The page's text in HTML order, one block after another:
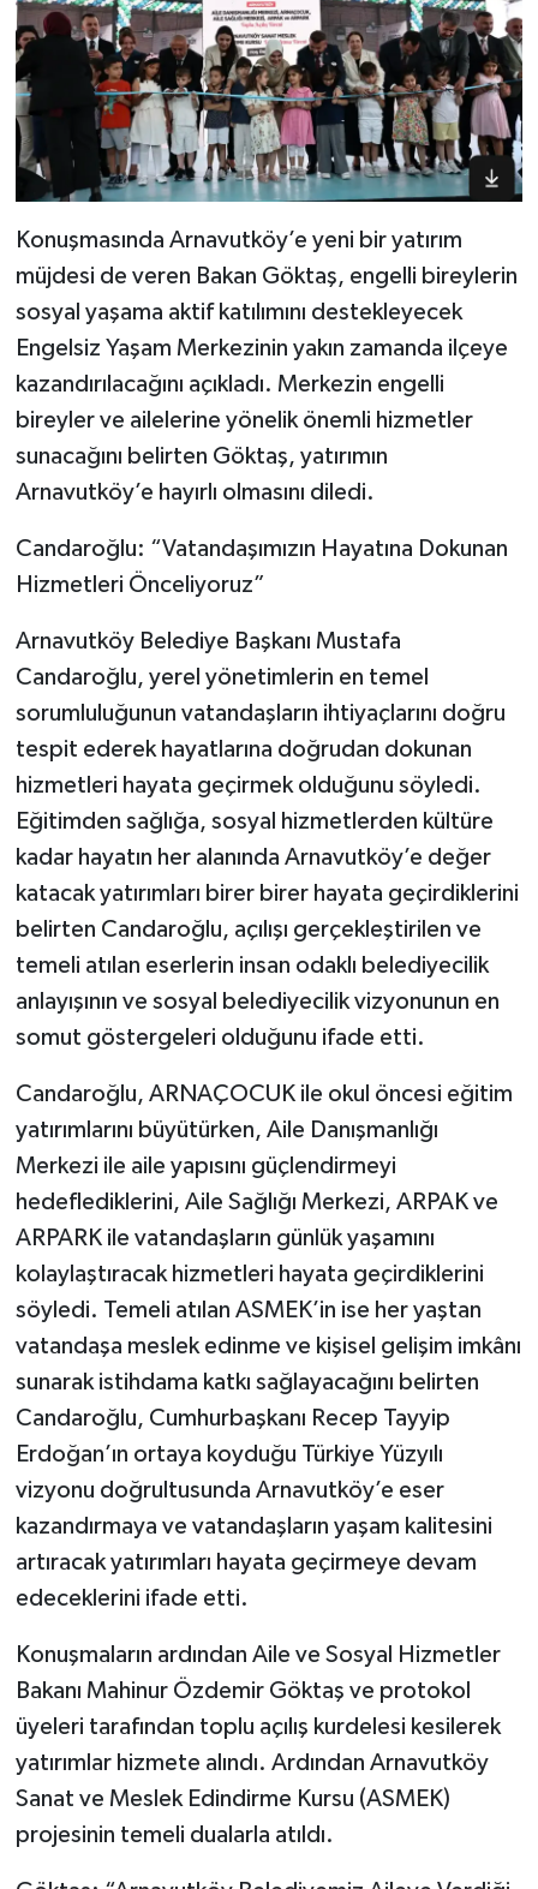
Konuşmasında Arnavutköy’e yeni bir yatırım
müjdesi de veren Bakan Göktaş, engelli bireylerin
sosyal yaşama aktif katılımını destekleyecek
Engelsiz Yaşam Merkezinin yakın zamanda ilçeye
kazandırılacağını açıkladı. Merkezin engelli
bireyler ve ailelerine yönelik önemli hizmetler
sunacağını belirten Göktaş, yatırımın
Arnavutköy’e hayırlı olmasını diledi.
Candaroğlu: “Vatandaşımızın Hayatına Dokunan
Hizmetleri Önceliyoruz”
Arnavutköy Belediye Başkanı Mustafa
Candaroğlu, yerel yönetimlerin en temel
sorumluluğunun vatandaşların ihtiyaçlarını doğru
tespit ederek hayatlarına doğrudan dokunan
hizmetleri hayata geçirmek olduğunu söyledi.
Eğitimden sağlığa, sosyal hizmetlerden kültüre
kadar hayatın her alanında Arnavutköy’e değer
katacak yatırımları birer birer hayata geçirdiklerini
belirten Candaroğlu, açılışı gerçekleştirilen ve
temeli atılan eserlerin insan odaklı belediyecilik
anlayışının ve sosyal belediyecilik vizyonunun en
somut göstergeleri olduğunu ifade etti.
Candaroğlu, ARNAÇOCUK ile okul öncesi eğitim
yatırımlarını büyütürken, Aile Danışmanlığı
Merkezi ile aile yapısını güçlendirmeyi
hedeflediklerini, Aile Sağlığı Merkezi, ARPAK ve
ARPARK ile vatandaşların günlük yaşamını
kolaylaştıracak hizmetleri hayata geçirdiklerini
söyledi. Temeli atılan ASMEK’in ise her yaştan
vatandaşa meslek edinme ve kişisel gelişim imkânı
sunarak istihdama katkı sağlayacağını belirten
Candaroğlu, Cumhurbaşkanı Recep Tayyip
Erdoğan’ın ortaya koyduğu Türkiye Yüzyılı
vizyonu doğrultusunda Arnavutköy’e eser
kazandırmaya ve vatandaşların yaşam kalitesini
artıracak yatırımları hayata geçirmeye devam
edeceklerini ifade etti.
Konuşmaların ardından Aile ve Sosyal Hizmetler
Bakanı Mahinur Özdemir Göktaş ve protokol
üyeleri tarafından toplu açılış kurdelesi kesilerek
yatırımlar hizmete alındı. Ardından Arnavutköy
Sanat ve Meslek Edindirme Kursu (ASMEK)
projesinin temeli dualarla atıldı.